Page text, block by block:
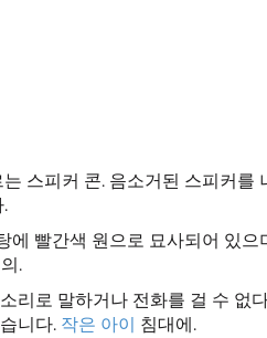
스피커 콘. 음소거된 스피커를
에 빨간색 원으로 묘사되어 있
.
리로 말하거나 전화를 걸 수 없
니다. 작은 아이 침대에.